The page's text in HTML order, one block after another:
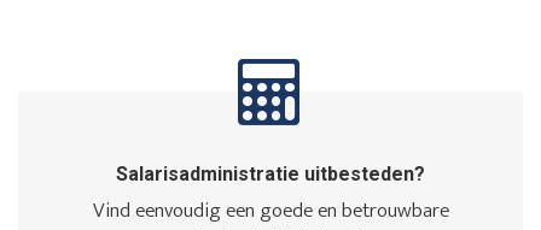
Salarisadministratie uitbesteden?
Vind eenvoudig een goede en betrouwbare